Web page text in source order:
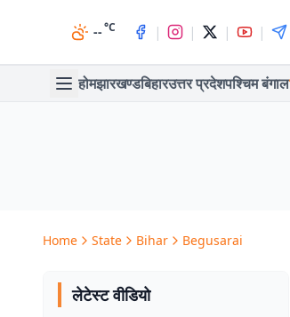
--°C | | | |
होमझारखण्डबिहारउत्तर प्रदेशपश्चिम बंगाल
Home State Bihar Begusarai
लेटेस्ट वीडियो